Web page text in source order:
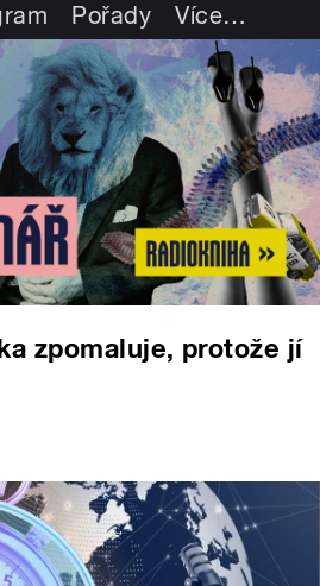
Pořady Více…
zpomaluje, protože jí